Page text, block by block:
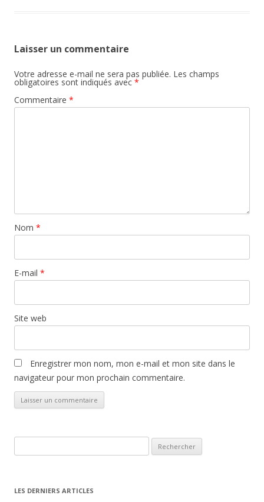
Laisser un commentaire
Votre adresse e-mail ne sera pas publiée. Les champs
obligatoires sont indiqués avec *
Commentaire *
Nom *
E-mail *
Site web
Enregistrer mon nom, mon e-mail et mon site dans le
navigateur pour mon prochain commentaire.
LES DERNIERS ARTICLES